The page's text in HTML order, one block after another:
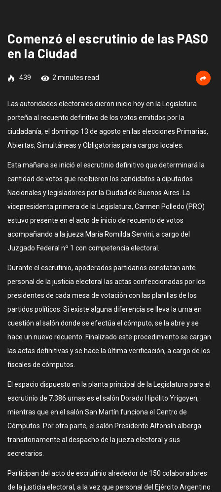
Comenzó el escrutinio de las PASO
en la Ciudad
439 2 minutes read
Las autoridades electorales dieron inicio hoy en la Legislatura
porteña al recuento definitivo de los votos emitidos por la
ciudadanía, el domingo 13 de agosto en las elecciones Primarias,
Abiertas, Simultáneas y Obligatorias para cargos locales.
Esta mañana se inició el escrutinio definitivo que determinará la
cantidad de votos que recibieron los candidatos a diputados
Nacionales y legisladores por la Ciudad de Buenos Aires. La
vicepresidenta primera de la Legislatura, Carmen Polledo (PRO)
estuvo presente en el acto de inicio de recuento de votos
acompañando a la jueza María Romilda Servini, a cargo del
Juzgado Federal nº 1 con competencia electoral.
Durante el escrutinio, apoderados partidarios constatan ante
personal de la justicia electoral las actas confeccionadas por los
presidentes de cada mesa de votación con las planillas de los
partidos políticos. Si existe alguna diferencia se lleva la urna en
cuestión al salón donde se efectúa el cómputo, se la abre y se
hace un nuevo recuento. Finalizado este procedimiento se cargan
las actas definitivas y se hace la última verificación, a cargo de los
fiscales de cómputos.
El espacio dispuesto en la planta principal de la Legislatura para el
escrutinio de 7.386 urnas es el salón Dorado Hipólito Yrigoyen,
mientras que en el salón San Martín funciona el Centro de
Cómputos. Por otra parte, el salón Presidente Alfonsín alberga
transitoriamente al despacho de la jueza electoral y sus
secretarios.
Participan del acto de escrutinio alrededor de 150 colaboradores
de la justicia electoral, a la vez que personal del Ejército Argentino